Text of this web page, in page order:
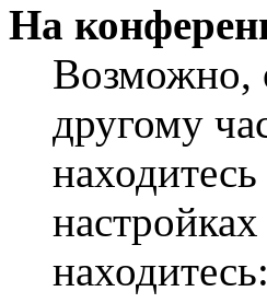
На
Возможно,
другому